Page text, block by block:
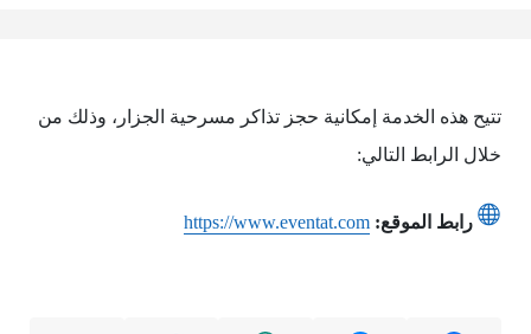
تتيح هذه الخدمة إمكانية حجز تذاكر مسرحية الجزار، وذلك من
خلال الرابط التالي:
رابط الموقع: https://www.eventat.com